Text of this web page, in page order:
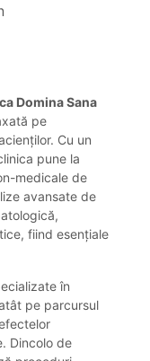
Domina Sana
pe
Cu un
pune la
medicale de
avansate de
fiind esențiale
în
pe parcursul
Dincolo de